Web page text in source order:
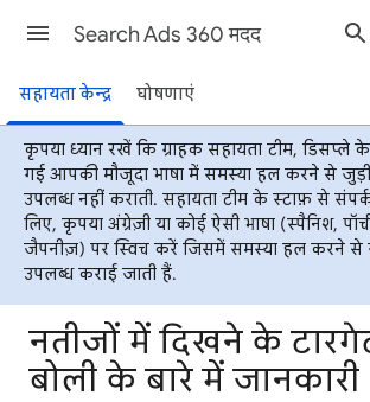
Search Ads 360 मदद
सहायता केन्द्र घोषणाएं
कृपया ध्यान रखें कि ग्राहक सहायता टीम, डिसप्ले
गई आपकी मौजूदा भाषा में समस्या हल करने से
उपलब्ध नहीं कराती. सहायता टीम के स्टाफ़ से
लिए, कृपया अंग्रेज़ी या कोई ऐसी भाषा (स्पैनिश,
जैपनीज़) पर स्विच करें जिसमें समस्या हल करने से
उपलब्ध कराई जाती हैं.
नतीजों में दिखने के
बोली के बारे में जानकारी